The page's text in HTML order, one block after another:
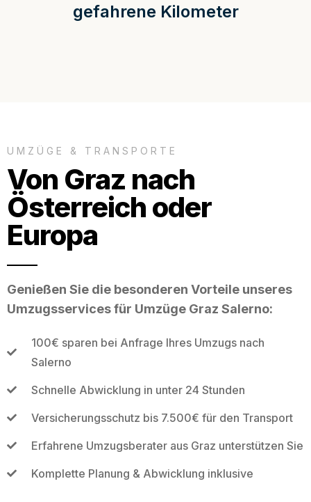
gefahrene Kilometer
UMZÜGE & TRANSPORTE
Von Graz nach
Österreich oder
Europa
Genießen Sie die besonderen Vorteile unseres
Umzugsservices für Umzüge Graz Salerno:
100€ sparen bei Anfrage Ihres Umzugs nach
Salerno
Schnelle Abwicklung in unter 24 Stunden
Versicherungsschutz bis 7.500€ für den Transport
Erfahrene Umzugsberater aus Graz unterstützen Sie
Komplette Planung & Abwicklung inklusive